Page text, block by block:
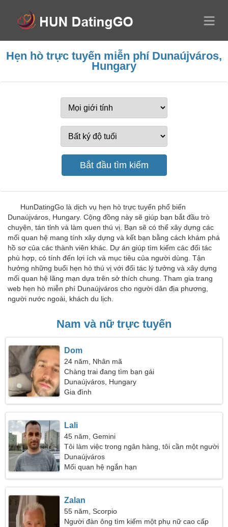
Hẹn hò trực tuyến miễn phí Dunaújváros,
Hungary
HunDatingGo là dịch vụ hẹn hò trực tuyến phổ biến
Dunaújváros, Hungary. Cộng đồng này sẽ giúp bạn bắt đầu trò
chuyện, tán tỉnh và làm quen thú vị. Bạn sẽ có thể xây dựng các
mối quan hệ mang tính xây dựng và kết bạn bằng cách khám phá
hồ sơ của các thành viên khác. Dự án giúp tìm kiếm các đối tác
phù hợp, có tính đến lợi ích và mục tiêu của người dùng. Tận
hưởng những buổi hẹn hò thú vị với đối tác lý tưởng và xây dựng
mối quan hệ lãng mạn dựa trên sở thích chung. Tham gia trang
web hẹn hò miễn phí Dunaújváros cho người dân địa phương,
người nước ngoài, khách du lịch.
Nam và nữ trực tuyến
Dom
24 năm, Nhân mã
Chàng trai đang tìm bạn gái
Dunaújváros, Hungary
Gia đình
Lali
45 năm, Gemini
Tôi làm việc trong ngân hàng, tôi cần một người
phụ nữ thanh lịch
Dunaújváros
Mối quan hệ ngắn hạn
Zalan
55 năm, Scorpio
Người đàn ông tìm kiếm một phụ nữ cao cấp